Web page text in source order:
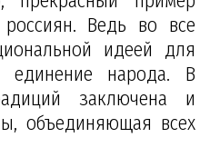
Ведь во все
идеей для
народа. В
заключена и
объединяющая всех